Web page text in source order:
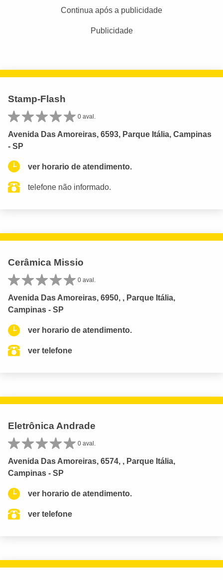
Continua após a publicidade
Publicidade
Stamp-Flash
0 aval.
Avenida Das Amoreiras, 6593, Parque Itália, Campinas
- SP
ver horario de atendimento.
telefone não informado.
Cerâmica Missio
0 aval.
Avenida Das Amoreiras, 6950, , Parque Itália,
Campinas - SP
ver horario de atendimento.
ver telefone
Eletrônica Andrade
0 aval.
Avenida Das Amoreiras, 6574, , Parque Itália,
Campinas - SP
ver horario de atendimento.
ver telefone